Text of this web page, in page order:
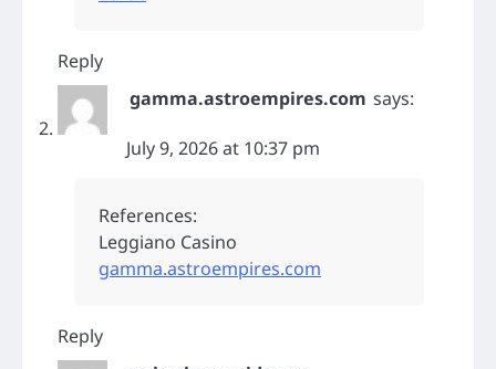
Reply
gamma.astroempires.com says:
July 9, 2026 at 10:37 pm
References:
Leggiano Casino
gamma.astroempires.com
Reply